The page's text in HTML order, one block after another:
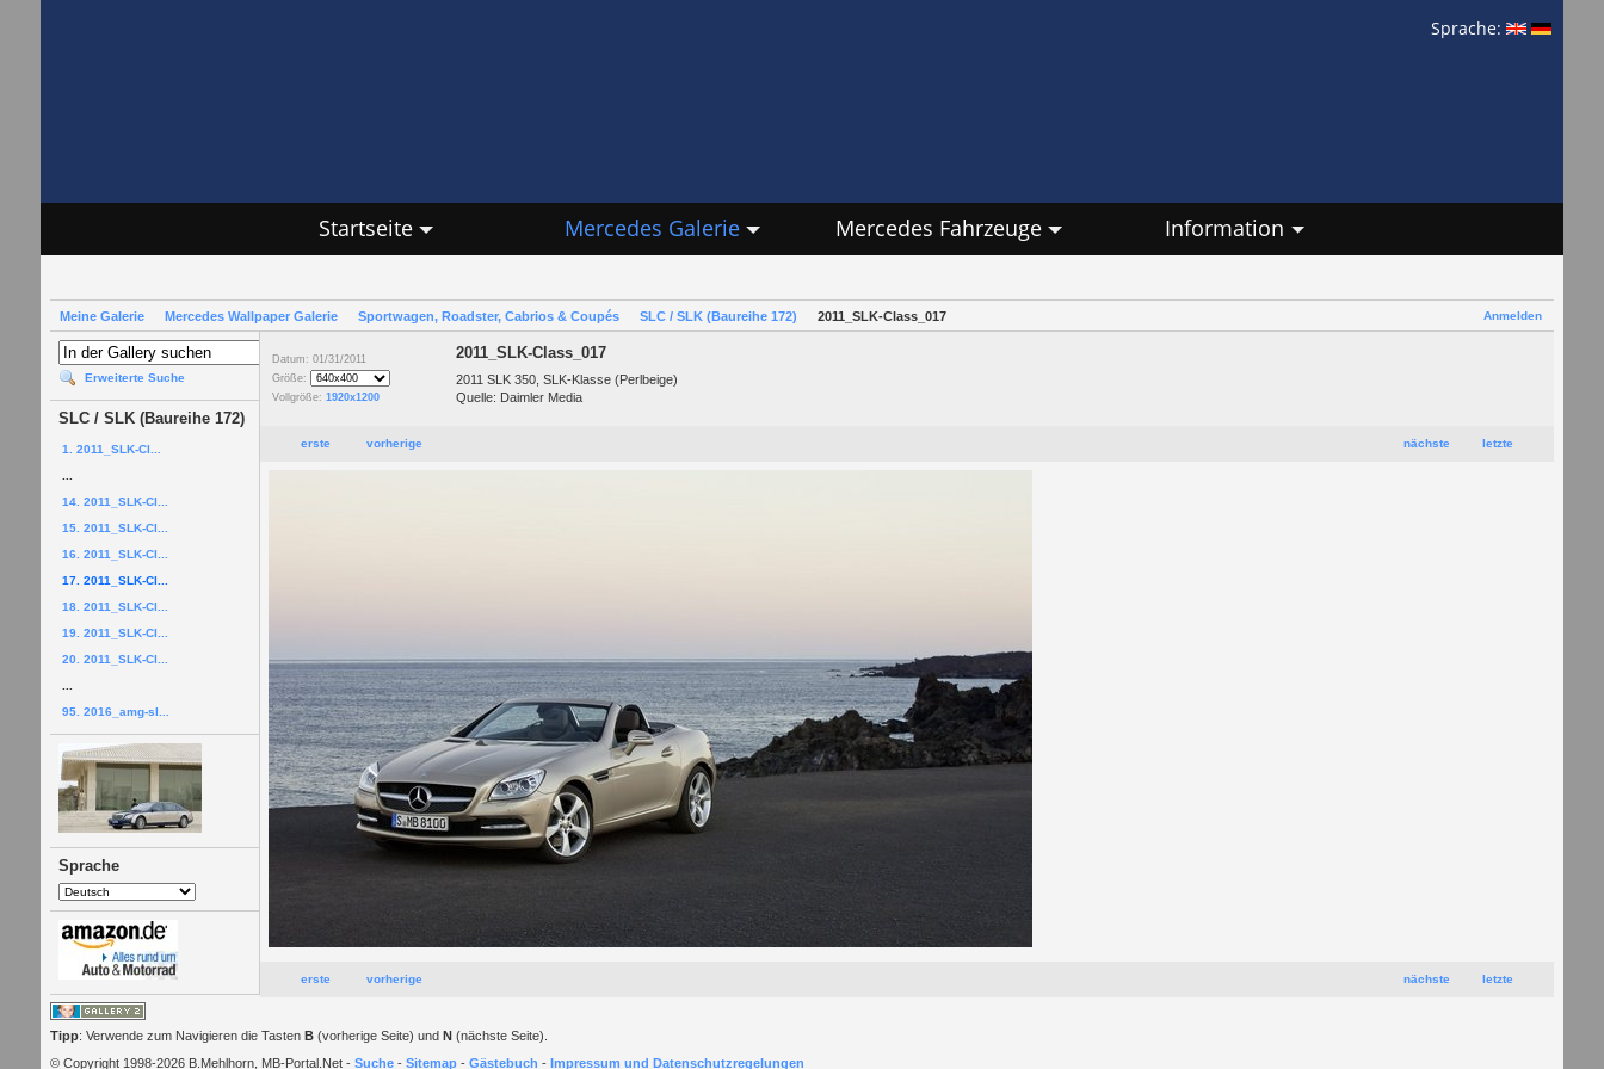
Sprache:
Startseite Mercedes Galerie Mercedes Fahrzeuge Information
Anmelden
Meine Galerie Mercedes Wallpaper Galerie Sportwagen, Roadster, Cabrios & Coupés SLC / SLK (Baureihe 172) 2011_SLK-Class_017
Erweiterte Suche
SLC / SLK (Baureihe 172)
1. 2011_SLK-Cl...
14. 2011_SLK-Cl...
15. 2011_SLK-Cl...
16. 2011_SLK-Cl...
17. 2011_SLK-Cl...
18. 2011_SLK-Cl...
19. 2011_SLK-Cl...
20. 2011_SLK-Cl...
95. 2016_amg-sl...
Sprache
Datum: 01/31/2011
Größe:
Vollgröße: 1920x1200
2011_SLK-Class_017
2011 SLK 350, SLK-Klasse (Perlbeige)
Quelle: Daimler Media
nächste letzte
erste vorherige
nächste letzte
erste vorherige
Tipp: Verwende zum Navigieren die Tasten B(vorherige Seite) und N(nächste Seite).
© Copyright 1998-2026 B.Mehlhorn, MB-Portal.Net - Suche- Sitemap- Gästebuch - Impressum und Datenschutzregelungen